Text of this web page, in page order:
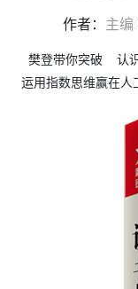
作者： 主编
樊登带你突破 认
运用指数思维赢在人